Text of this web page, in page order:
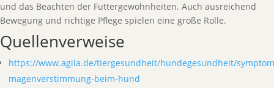
und das Beachten der Futtergewohnheiten. Auch ausreichend
Bewegung und richtige Pflege spielen eine große Rolle.
Quellenverweise
https://www.agila.de/tiergesundheit/hundegesundheit/
magenverstimmung-beim-hund